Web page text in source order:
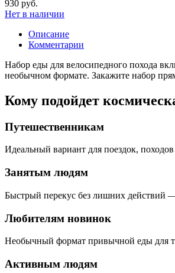
930 руб.
Нет в наличии
Описание
Комментарии
Набор еды для велосипедного похода
необычном формате. Закажите набор
Кому подойдет
Путешественникам
Идеальный вариант для поездок,
Занятым людям
Быстрый перекус без лишних действий
Любителям новинок
Необычный формат привычной еды для
Активным людям